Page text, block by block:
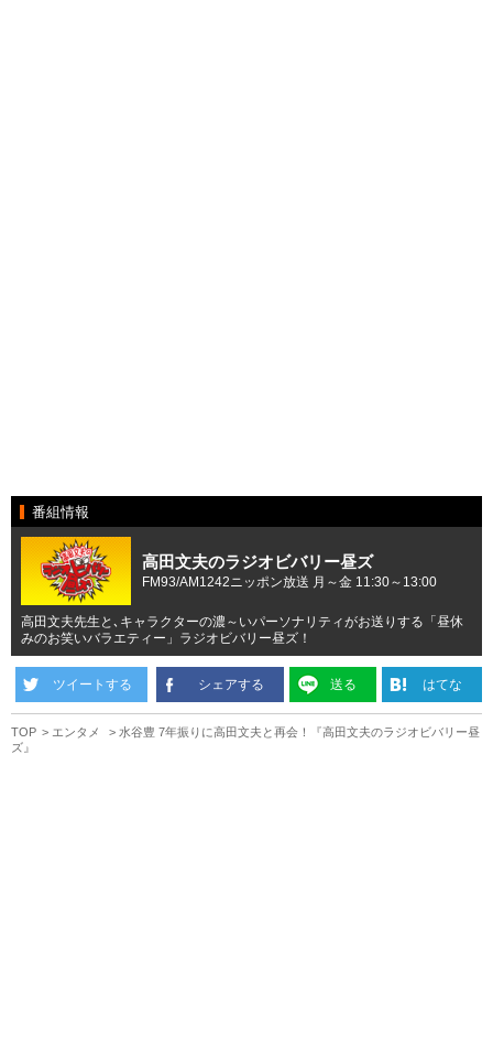
番組情報
高田文夫のラジオビバリー昼ズ
FM93/AM1242ニッポン放送 月～金 11:30～13:00
高田文夫先生と､キャラクターの濃～いパーソナリティがお送りする「昼休
みのお笑いバラエティー」ラジオビバリー昼ズ！
ツイートする シェアする 送る はてな
TOP エンタメ
水谷豊 7年振りに高田文夫と再会！『高田文夫のラジオビバリー昼
ズ』